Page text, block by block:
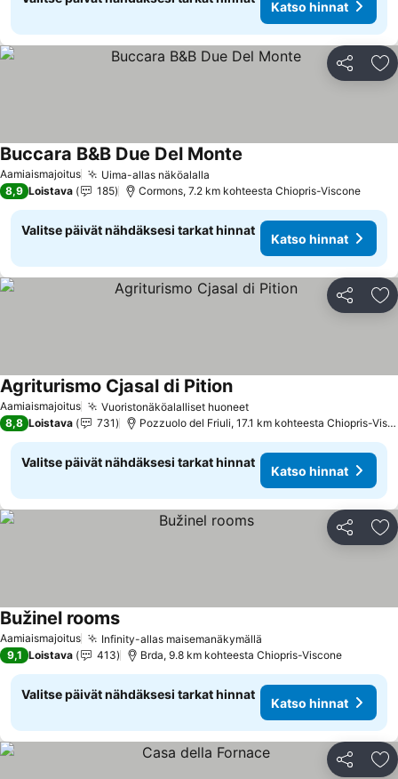
Katso hinnat
Jaa
Aamiaismajoitus Uima-allas näköalalla
Buccara B&B Due Del Monte
8,9 Loistava 185 Cormons, 7.2 km kohteesta Chiopris-Viscone
Valitse päivät nähdäksesi tarkat hinnat
Katso hinnat
Jaa
Aamiaismajoitus Vuoristonäköalalliset huoneet
Agriturismo Cjasal di Pition
8,8 Loistava 731 Pozzuolo del Friuli, 17.1 km kohteesta Chiopris-Viscone
Valitse päivät nähdäksesi tarkat hinnat
Katso hinnat
Jaa
Aamiaismajoitus Infinity-allas maisemanäkymällä
Bužinel rooms
9,1 Loistava 413 Brda, 9.8 km kohteesta Chiopris-Viscone
Valitse päivät nähdäksesi tarkat hinnat
Katso hinnat
Jaa